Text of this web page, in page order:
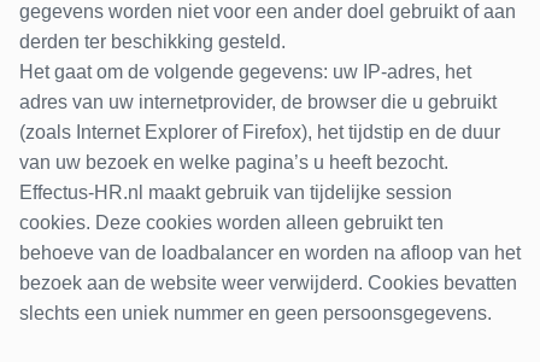
gegevens worden niet voor een ander doel gebruikt of aan
derden ter beschikking gesteld.
Het gaat om de volgende gegevens: uw IP-adres, het
adres van uw internetprovider, de browser die u gebruikt
(zoals Internet Explorer of Firefox), het tijdstip en de duur
van uw bezoek en welke pagina’s u heeft bezocht.
Effectus-HR.nl maakt gebruik van tijdelijke session
cookies. Deze cookies worden alleen gebruikt ten
behoeve van de loadbalancer en worden na afloop van het
bezoek aan de website weer verwijderd. Cookies bevatten
slechts een uniek nummer en geen persoonsgegevens.